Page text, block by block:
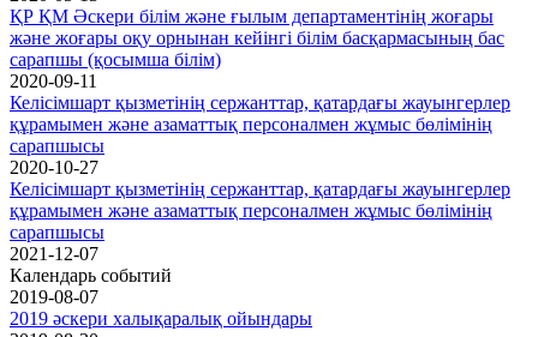
ҚР ҚМ Әскери білім және ғылым департаментінің жоғары
және жоғары оқу орнынан кейінгі білім басқармасының бас
сарапшы (қосымша білім)
2020-09-11
Келісімшарт қызметінің сержанттар, қатардағы жауынгерлер
құрамымен және азаматтық персоналмен жұмыс бөлімінің
сарапшысы
2020-10-27
Келісімшарт қызметінің сержанттар, қатардағы жауынгерлер
құрамымен және азаматтық персоналмен жұмыс бөлімінің
сарапшысы
2021-12-07
Календарь событий
2019-08-07
2019 әскери халықаралық ойындары